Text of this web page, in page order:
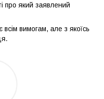
про який заявлений
вимогам, але з якоїсь